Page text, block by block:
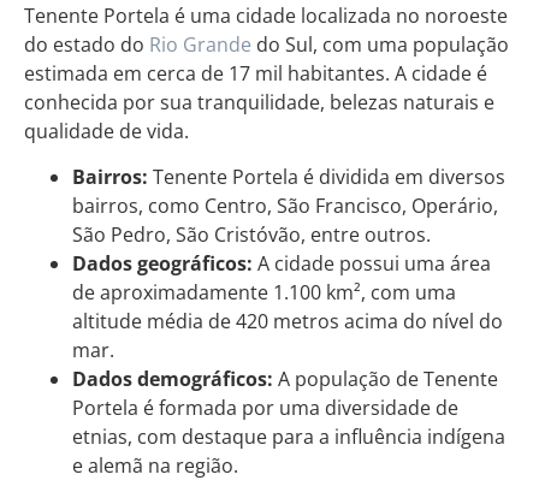
Tenente Portela é uma cidade localizada no noroeste
do estado do Rio Grande do Sul, com uma população
estimada em cerca de 17 mil habitantes. A cidade é
conhecida por sua tranquilidade, belezas naturais e
qualidade de vida.
Bairros: Tenente Portela é dividida em diversos
bairros, como Centro, São Francisco, Operário,
São Pedro, São Cristóvão, entre outros.
Dados geográficos: A cidade possui uma área
de aproximadamente 1.100 km², com uma
altitude média de 420 metros acima do nível do
mar.
Dados demográficos: A população de Tenente
Portela é formada por uma diversidade de
etnias, com destaque para a influência indígena
e alemã na região.